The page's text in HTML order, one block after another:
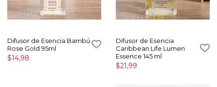
Difusor de Esencia Bambú
Rose Gold 95ml
$14,98
Difusor de Esencia
Caribbean Life Lumen
Essence 145 ml
$21,99